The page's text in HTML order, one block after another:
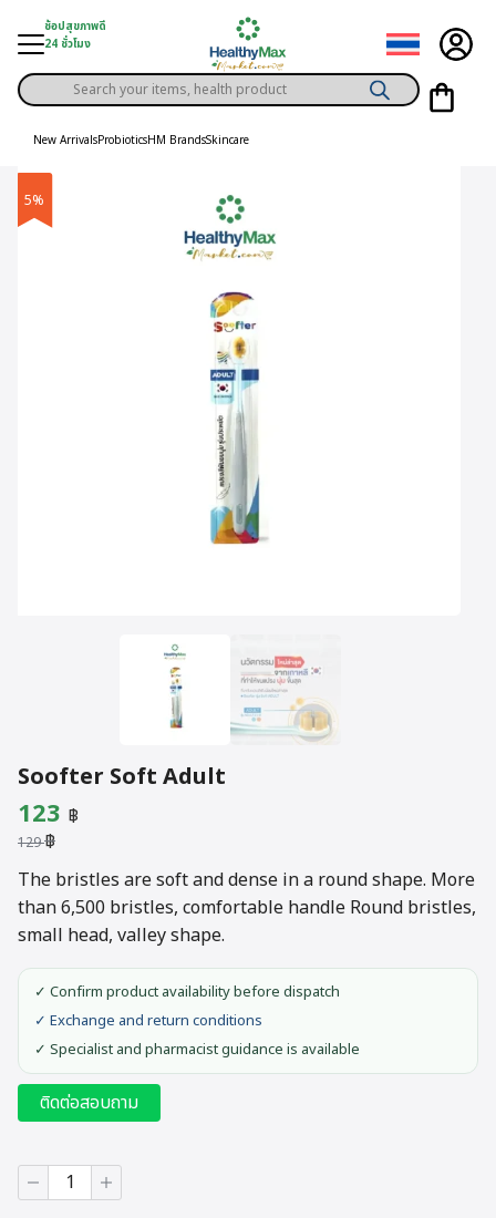
content
ช้อปสุขภาพดี
24 ชั่วโมง
Solution
Products
search
New ArrivalsProbioticsHM BrandsSkincare
5%
Soofter Soft Adult
129฿
Original
price
was:
129 ฿.
123 ฿
is:
123 ฿.
The bristles are soft and dense in a round shape. More
than 6,500 bristles, comfortable handle Round bristles,
small head, valley shape.
✓ Confirm product availability before dispatch
✓ Exchange and return conditions
✓ Specialist and pharmacist guidance is available
ติดต่อสอบถาม
Soofter
Soft